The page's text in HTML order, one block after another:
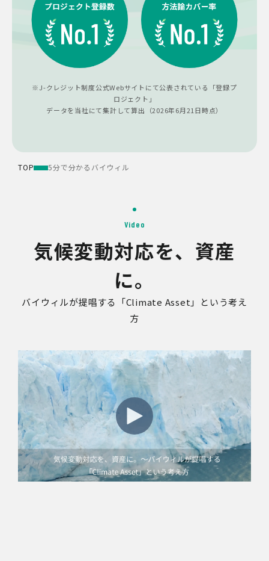
※J-クレジット制度公式Webサイトにて公表されている「登録プ
ロジェクト」
データを当社にて集計して算出（2026年6月21日時点）
TOP 5分で分かるバイウィル
Video
気候変動対応を、資産
に。
バイウィルが提唱する「Climate Asset」という考え
方